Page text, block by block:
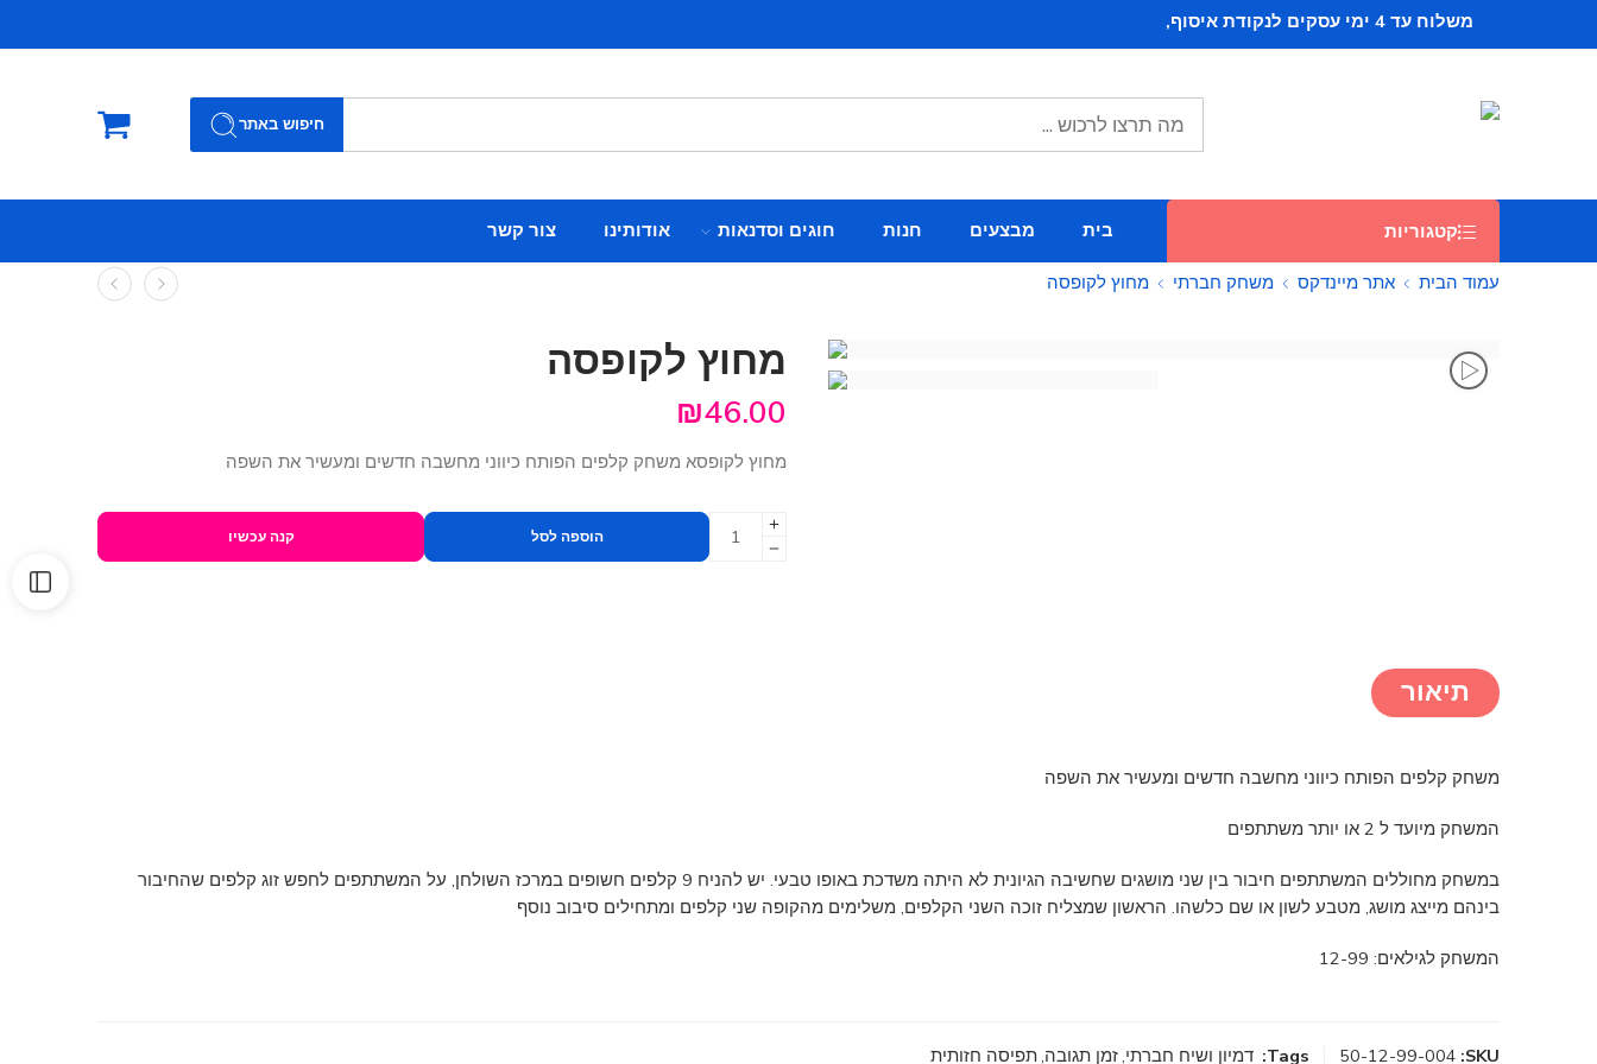
משלוח עד 4 ימי עסקים לנקודת איסוף,
חיפוש באתר
קטגוריות בית מבצעים חנות חוגים וסדנאות אודותינו צור קשר
עמוד הבית אתר מיינדקס משחק חברתי מחוץ לקופסה
מחוץ לקופסה
₪46.00
מחוץ לקופסא משחק קלפים הפותח כיווני מחשבה חדשים ומעשיר את השפה
הוספה לסל קנה עכשיו
תיאור
משחק קלפים הפותח כיווני מחשבה חדשים ומעשיר את השפה
המשחק מיועד ל 2 או יותר משתתפים
במשחק מחוללים המשתתפים חיבור בין שני מושגים שחשיבה הגיונית לא היתה משדכת באופו טבעי. יש להניח 9 קלפים חשופים במרכז השולחן, על המשתתפים לחפש זוג קלפים שהחיבור
בינהם מייצג מושג, מטבע לשון או שם כלשהו. הראשון שמצליח זוכה השני הקלפים, משלימים מהקופה שני קלפים ומתחילים סיבוב נוסף
המשחק לגילאים: 12-99
SKU:
50-12-99-004
Tags: דמיון ושיח חברתי,זמן תגובה,תפיסה חזותית